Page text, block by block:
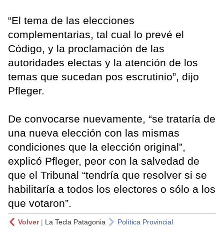
“El tema de las elecciones
complementarias, tal cual lo prevé el
Código, y la proclamación de las
autoridades electas y la atención de los
temas que sucedan pos escrutinio”, dijo
Pfleger.
De convocarse nuevamente, “se trataría de
una nueva elección con las mismas
condiciones que la elección original”,
explicó Pfleger, peor con la salvedad de
que el Tribunal “tendría que resolver si se
habilitaría a todos los electores o sólo a los
que votaron”.
Volver| La Tecla Patagonia Política Provincial